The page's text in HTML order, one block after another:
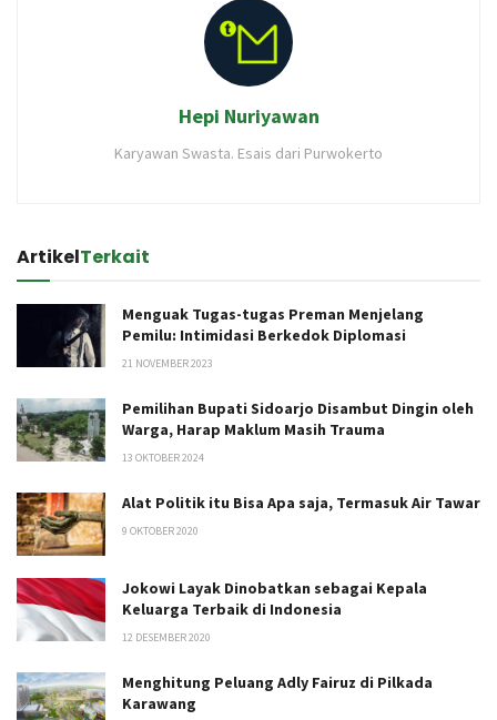
Hepi Nuriyawan
Karyawan Swasta. Esais dari Purwokerto
ArtikelTerkait
Menguak Tugas-tugas Preman Menjelang
Pemilu: Intimidasi Berkedok Diplomasi
21 NOVEMBER 2023
Pemilihan Bupati Sidoarjo Disambut Dingin oleh
Warga, Harap Maklum Masih Trauma
13 OKTOBER 2024
Alat Politik itu Bisa Apa saja, Termasuk Air Tawar
9 OKTOBER 2020
Jokowi Layak Dinobatkan sebagai Kepala
Keluarga Terbaik di Indonesia
12 DESEMBER 2020
Menghitung Peluang Adly Fairuz di Pilkada
Karawang